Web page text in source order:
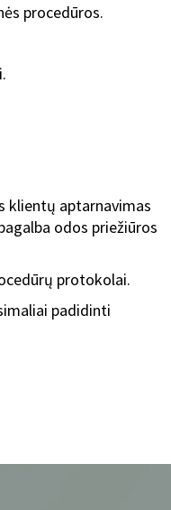
procedūros.
klientų aptarnavimas
odos priežiūros
protokolai.
padidinti